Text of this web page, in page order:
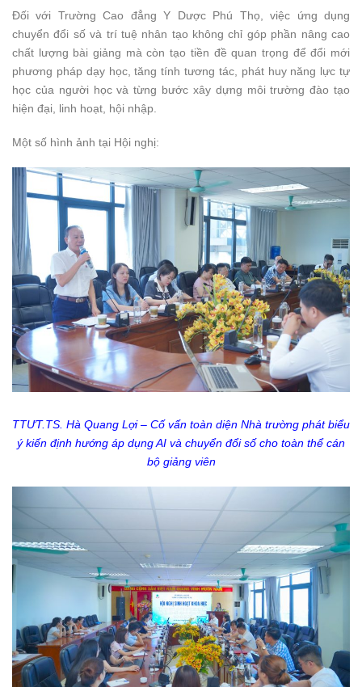
Đối với Trường Cao đẳng Y Dược Phú Thọ, việc ứng dụng
chuyển đổi số và trí tuệ nhân tạo không chỉ góp phần nâng cao
chất lượng bài giảng mà còn tạo tiền đề quan trọng để đổi mới
phương pháp dạy học, tăng tính tương tác, phát huy năng lực tự
học của người học và từng bước xây dựng môi trường đào tạo
hiện đại, linh hoạt, hội nhập.
Một số hình ảnh tại Hội nghị:
TTƯT.TS. Hà Quang Lợi – Cố vấn toàn diện Nhà trường phát biểu
ý kiến định hướng áp dụng AI và chuyển đổi số cho toàn thể cán
bộ giảng viên